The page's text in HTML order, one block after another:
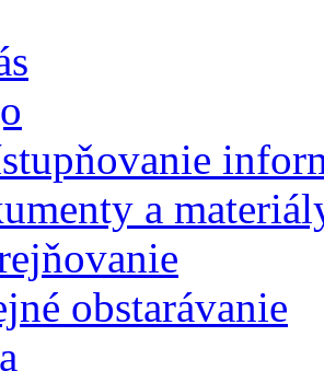
a
obstarávanie